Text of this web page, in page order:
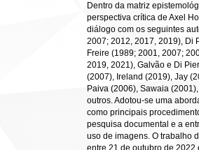
Dentro da matriz
perspectiva crítica de Axel
diálogo com os seguintes
2007; 2012, 2017, 2019), Di
Freire (1989; 2001, 2007;
2019, 2021), Galvão e Di
(2007), Ireland (2019), Jay
Paiva (2006), Sawaia
outros. Adotou-se uma
como principais
pesquisa documental e a
uso de imagens. O trabalho
entre 21 de outubro de 2022